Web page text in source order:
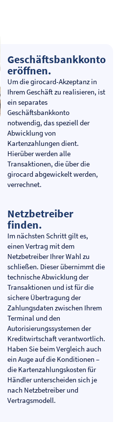
Geschäftsbankkonto
eröffnen.
Um die girocard-Akzeptanz in
Ihrem Geschäft zu realisieren, ist
ein separates
Geschäftsbankkonto
notwendig, das speziell der
Abwicklung von
Kartenzahlungen dient.
Hierüber werden alle
Transaktionen, die über die
girocard abgewickelt werden,
verrechnet.
Netzbetreiber
finden.
Im nächsten Schritt gilt es,
einen Vertrag mit dem
Netzbetreiber Ihrer Wahl zu
schließen. Dieser übernimmt die
technische Abwicklung der
Transaktionen und ist für die
sichere Übertragung der
Zahlungsdaten zwischen Ihrem
Terminal und den
Autorisierungssystemen der
Kreditwirtschaft verantwortlich.
Haben Sie beim Vergleich auch
ein Auge auf die Konditionen –
die Kartenzahlungskosten für
Händler unterscheiden sich je
nach Netzbetreiber und
Vertragsmodell.